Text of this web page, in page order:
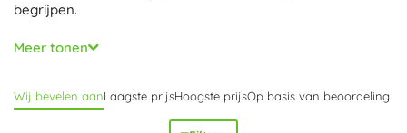
begrijpen.
Kies het type dat precies past bij je behoefte: een fysieke
globe voor het reliëf van het aardoppervlak, een politieke
fysiek-politieke variant. Er zijn ook uitvoeringen metLED-
, een reliëf 3D-oppervlak, verschillende
Meer tonen
Wij bevelen aanLaagste prijsHoogste prijsOp basis van beoordeling